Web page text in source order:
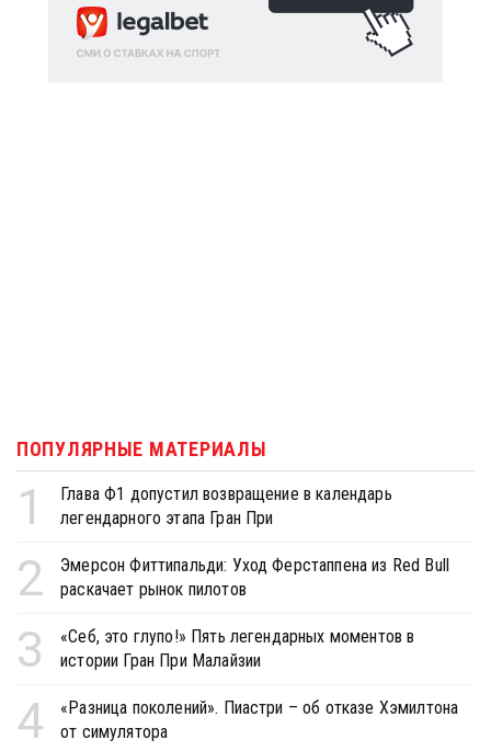
ПОПУЛЯРНЫЕ МАТЕРИАЛЫ
1
Глава Ф1 допустил возвращение в календарь
легендарного этапа Гран При
2
Эмерсон Фиттипальди: Уход Ферстаппена из Red Bull
раскачает рынок пилотов
3
«Себ, это глупо!» Пять легендарных моментов в
истории Гран При Малайзии
4
«Разница поколений». Пиастри – об отказе Хэмилтона
от симулятора